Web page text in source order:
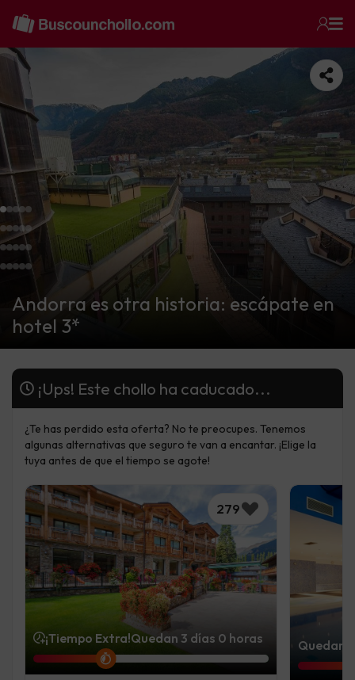
Andorra es otra historia: escápate en
hotel 3*
¡Ups! Este chollo ha caducado...
¿Te has perdido esta oferta? No te preocupes. Tenemos
algunas alternativas que seguro te van a encantar. ¡Elige la
tuya antes de que el tiempo se agote!
279
¡Tiempo Extra!Quedan 3 días 0 horas Quedan